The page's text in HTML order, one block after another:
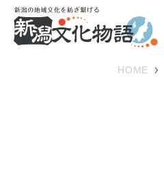
HOME